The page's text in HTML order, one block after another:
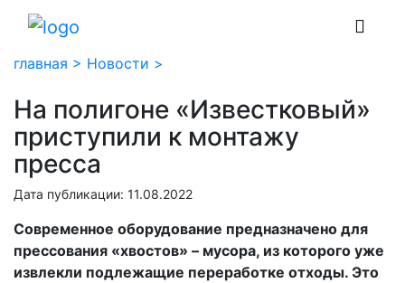
главная > Новости >
На полигоне «Известковый»
приступили к монтажу
пресса
Дата публикации: 11.08.2022
Современное оборудование предназначено для
прессования «хвостов» – мусора, из которого уже
извлекли подлежащие переработке отходы. Это